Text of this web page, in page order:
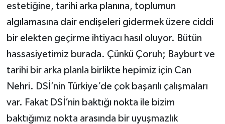
estetiğine, tarihi arka planına, toplumun
algılamasına dair endişeleri gidermek üzere ciddi
bir elekten geçirme ihtiyacı hasıl oluyor. Bütün
hassasiyetimiz burada. Çünkü Çoruh; Bayburt ve
tarihi bir arka planla birlikte hepimiz için Can
Nehri. DSİ’nin Türkiye’de çok başarılı çalışmaları
var. Fakat DSİ’nin baktığı nokta ile bizim
baktığımız nokta arasında bir uyuşmazlık